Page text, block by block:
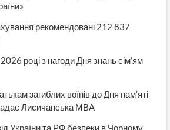
рекомендовані 212 837
році з нагоди Дня знань сім’ям
загиблих воїнів до Дня пам’яті
Лисичанська МВА
України та РФ безпеки в Чорному